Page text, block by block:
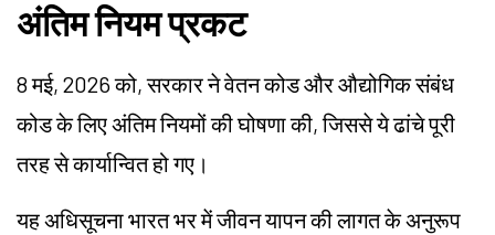
अंतिम नियम प्रकट
8 मई, 2026 को, सरकार ने वेतन कोड और औद्योगिक संबंध
कोड के लिए अंतिम नियमों की घोषणा की, जिससे ये ढांचे पूरी
तरह से कार्यान्वित हो गए।
यह अधिसूचना भारत भर में जीवन यापन की लागत के अनुरूप